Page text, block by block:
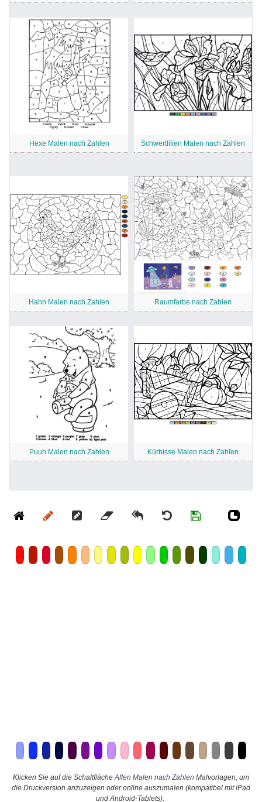
Hexe Malen nach Zahlen Schwertlilien Malen nach Zahlen
Hahn Malen nach Zahlen Raumfarbe nach Zahlen
Puuh Malen nach Zahlen Kürbisse Malen nach Zahlen
Klicken Sie auf die SchaltflächeAffen Malen nach Zahlen Malvorlagen, um
die Druckversion anzuzeigen oder online auszumalen (kompatibel mit iPad
und Android-Tablets).